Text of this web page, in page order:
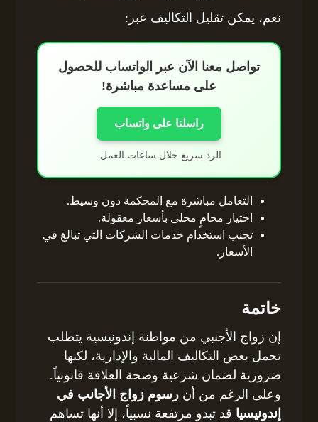
نعم، يمكن تقليل التكاليف عبر:
تواصل معنا الآن عبر الواتساب للحصول
على مساعدة مباشرة!
راسلنا على واتساب
الرد سريع خلال ساعات العمل.
التعامل مباشرة مع المحكمة دون وسيط.
اختيار محامٍ محلي بأسعار معقولة.
تجنب استخدام خدمات الشركات التي تبالغ في
الأسعار.
خاتمة
إن زواج الأجنبي من مواطنة إندونيسية يتطلب
تحمل بعض التكاليف المالية والإدارية، لكنها
ضرورية لضمان شرعية وصحة العلاقة قانونياً.
وعلى الرغم من أنرسوم زواج الأجانب في
إندونيسيا قد تبدو مرتفعة نسبياً، إلا أنها تساهم